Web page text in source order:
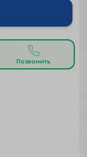
Позвонить